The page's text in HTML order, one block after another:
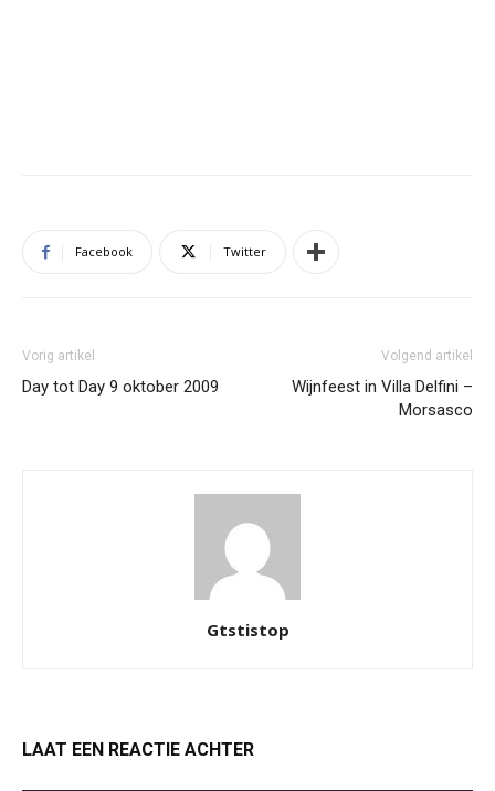
Facebook Twitter
Vorig artikel
Day tot Day 9 oktober 2009
Volgend artikel
Wijnfeest in Villa Delfini –
Morsasco
Gtstistop
LAAT EEN REACTIE ACHTER